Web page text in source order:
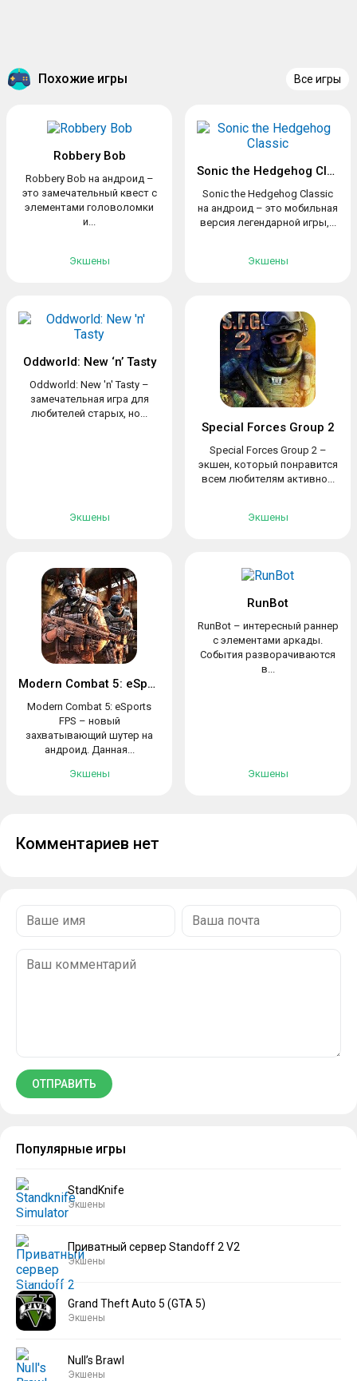
Похожие игры Все игры
Robbery Bob
Robbery Bob на андроид –
это замечательный квест с
элементами головоломки
и...
Экшены
Sonic the Hedgehog Classic
Sonic the Hedgehog Classic
на андроид – это мобильная
версия легендарной игры,...
Экшены
Oddworld: New ‘n’ Tasty
Oddworld: New 'n' Tasty –
замечательная игра для
любителей старых, но...
Экшены
Special Forces Group 2
Special Forces Group 2 –
экшен, который понравится
всем любителям активно...
Экшены
Modern Combat 5: eSports FPS
Modern Combat 5: eSports
FPS – новый
захватывающий шутер на
андроид. Данная...
Экшены
RunBot
RunBot – интересный раннер
с элементами аркады.
События разворачиваются
в...
Экшены
Комментариев нет
Популярные игры
StandKnife
Экшены
Приватный сервер Standoff 2 V2
Экшены
Grand Theft Auto 5 (GTA 5)
Экшены
Null’s Brawl
Экшены